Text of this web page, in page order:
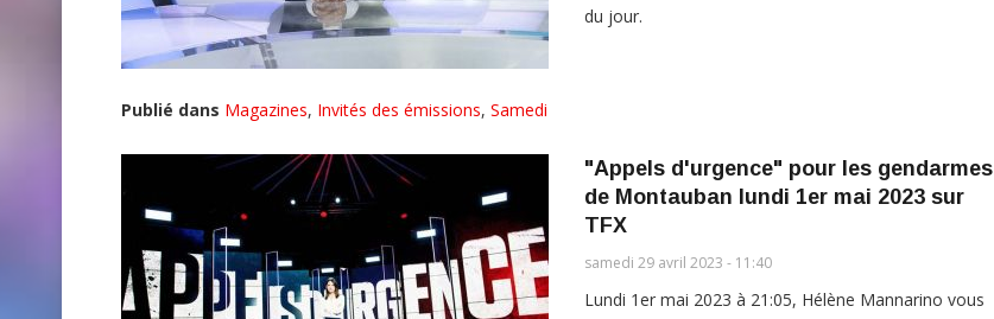
du jour.
Publié dans Magazines, Invités des émissions, Samedi
"Appels d'urgence" pour les gendarmes
de Montauban lundi 1er mai 2023 sur
TFX
samedi 29 avril 2023 - 11:40
Lundi 1er mai 2023 à 21:05, Hélène Mannarino vous